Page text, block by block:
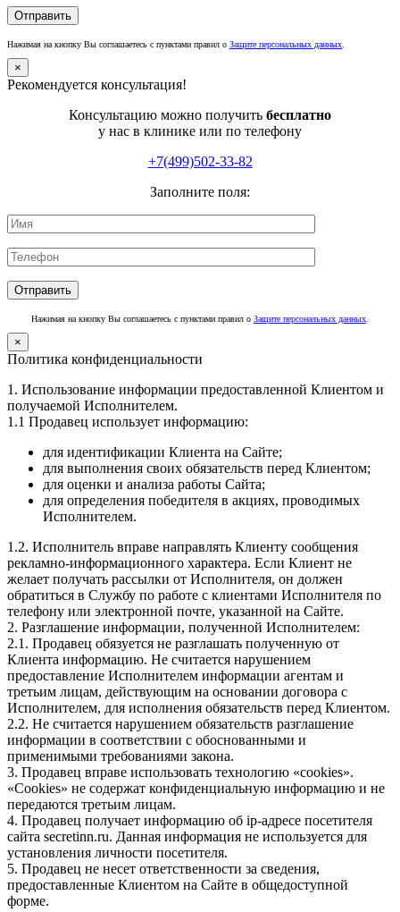
Нажимая на кнопку Вы соглашаетесь с пунктами правил о Защите персональных данных
×
Рекомендуется консультация!
Консультацию можно получить бесплатно
у нас в клинике или по телефону
+7(499)502-33-82
Заполните поля:
Нажимая на кнопку Вы соглашаетесь с пунктами правил о Защите персональных данных
×
Политика конфиденциальности
1. Использование информации предоставленной Клиентом и
получаемой Исполнителем.
1.1 Продавец использует информацию:
для идентификации Клиента на Сайте;
для выполнения своих обязательств перед Клиентом;
для оценки и анализа работы Сайта;
для определения победителя в акциях, проводимых
Исполнителем.
1.2. Исполнитель вправе направлять Клиенту сообщения
рекламно-информационного характера. Если Клиент не
желает получать рассылки от Исполнителя, он должен
обратиться в Службу по работе с клиентами Исполнителя по
телефону или электронной почте, указанной на Сайте.
2. Разглашение информации, полученной Исполнителем:
2.1. Продавец обязуется не разглашать полученную от
Клиента информацию. Не считается нарушением
предоставление Исполнителем информации агентам и
третьим лицам, действующим на основании договора с
Исполнителем, для исполнения обязательств перед Клиентом.
2.2. Не считается нарушением обязательств разглашение
информации в соответствии с обоснованными и
применимыми требованиями закона.
3. Продавец вправе использовать технологию «cookies».
«Cookies» не содержат конфиденциальную информацию и не
передаются третьим лицам.
4. Продавец получает информацию об ip-адресе посетителя
сайта secretinn.ru. Данная информация не используется для
установления личности посетителя.
5. Продавец не несет ответственности за сведения,
предоставленные Клиентом на Сайте в общедоступной
форме.